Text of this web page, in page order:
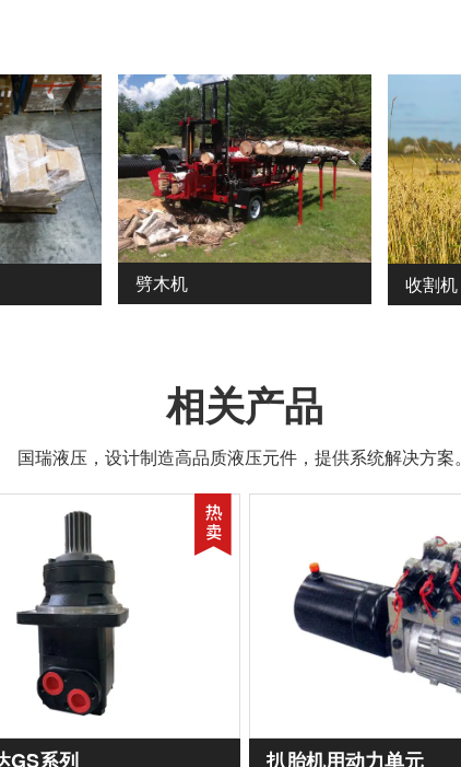
劈木机 收割机
相关产品
国瑞液压，设计制造高品质液压元件，提供系统解决方案。
GS系列 扒胎机用动力单元